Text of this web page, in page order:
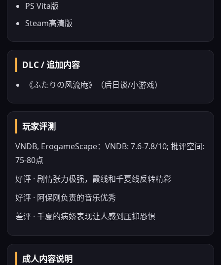
PS Vita版
Steam高清版
DLC / 追加内容
《ふたりの风流庵》（后日谈/小游戏）
玩家评测
VNDB, ErogameScape：VNDB: 7.6-7.8/10; 批评空间:
75-80点
好评 · 剧情张力极强，霞线和千夏线反转精彩
好评 · 阿保刚负责的音乐优秀
差评 · 千夏的病娇表现让人感到压抑恐惧
成人内容说明